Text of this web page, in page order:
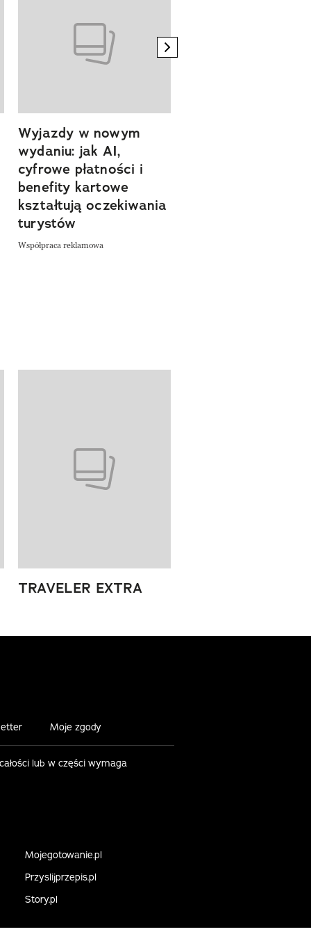
Wyjazdy w nowym
wydaniu: jak AI,
cyfrowe płatności i
benefity kartowe
kształtują oczekiwania
turystów
Współpraca reklamowa
next element
TRAVELER EXTRA
Moje zgody
lub w części wymaga
Mojegotowanie.pl
Przyslijprzepis.pl
Story.pl